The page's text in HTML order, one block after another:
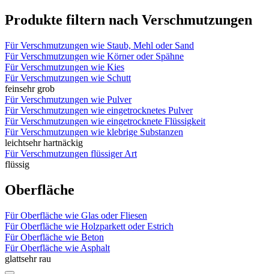
Produkte filtern nach Verschmutzungen
Für Verschmutzungen wie Staub, Mehl oder Sand
Für Verschmutzungen wie Körner oder Spähne
Für Verschmutzungen wie Kies
Für Verschmutzungen wie Schutt
feinsehr grob
Für Verschmutzungen wie Pulver
Für Verschmutzungen wie eingetrocknetes Pulver
Für Verschmutzungen wie eingetrocknete Flüssigkeit
Für Verschmutzungen wie klebrige Substanzen
leichtsehr hartnäckig
Für Verschmutzungen flüssiger Art
flüssig
Oberfläche
Für Oberfläche wie Glas oder Fliesen
Für Oberfläche wie Holzparkett oder Estrich
Für Oberfläche wie Beton
Für Oberfläche wie Asphalt
glattsehr rau